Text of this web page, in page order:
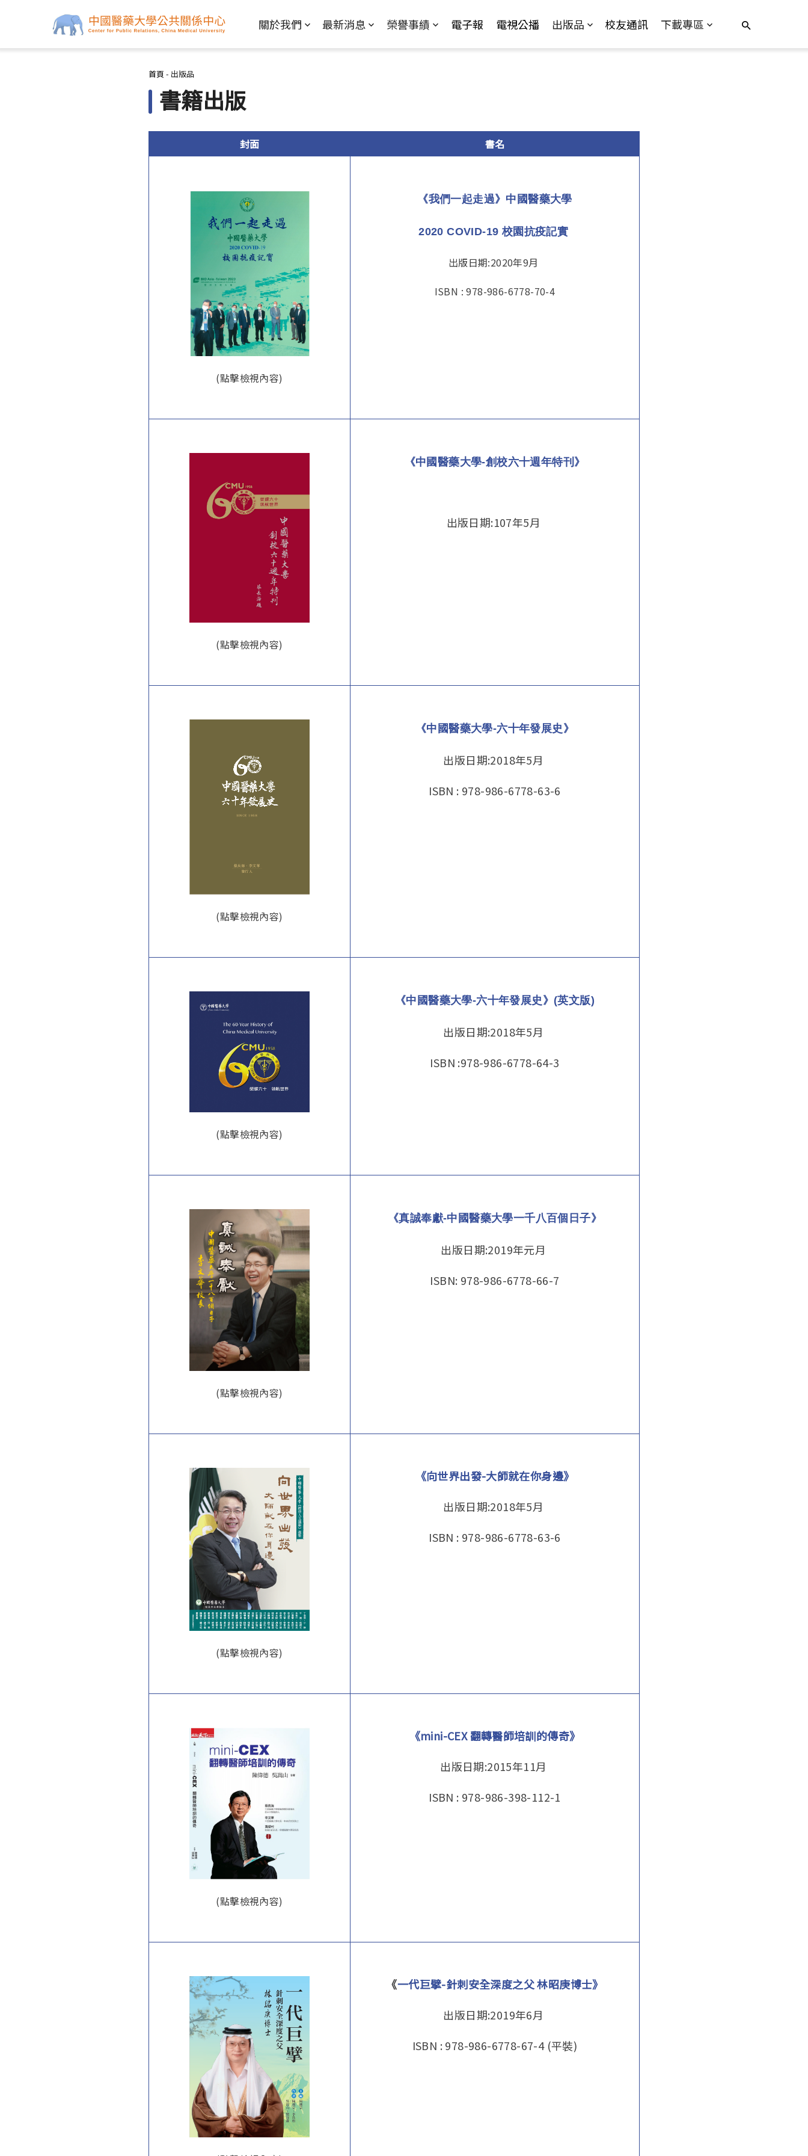
關於我們 最新消息 榮譽事績 電子報 電視公播 出版品 校友通訊 下載專區
您在這裡
首頁 - 出版品
書籍出版
封面 書名
(點擊檢視內容)
《我們一起走過》 中國醫藥大學
2020 COVID-19 校園抗疫記實
出版日期:2020年9月
ISBN : 978-986-6778-70-4
(點擊檢視內容)
《中國醫藥大學-創校六十週年特刊》
出版日期:107年5月
(點擊檢視內容)
《中國醫藥大學-六十年發展史》
出版日期:2018年5月
ISBN : 978-986-6778-63-6
(點擊檢視內容)
《中國醫藥大學-六十年發展史》(英文版)
出版日期:2018年5月
ISBN :978-986-6778-64-3
(點擊檢視內容)
《真誠奉獻-中國醫藥大學一千八百個日子》
出版日期:2019年元月
ISBN: 978-986-6778-66-7
(點擊檢視內容)
《向世界出發-大師就在你身邊》
出版日期:2018年5月
ISBN : 978-986-6778-63-6
(點擊檢視內容)
《mini-CEX 翻轉醫師培訓的傳奇》
出版日期:2015年11月
ISBN : 978-986-398-112-1
《一代巨擘-針刺安全深度之父 林昭庚博士》
出版日期:2019年6月
ISBN : 978-986-6778-67-4 (平裝)